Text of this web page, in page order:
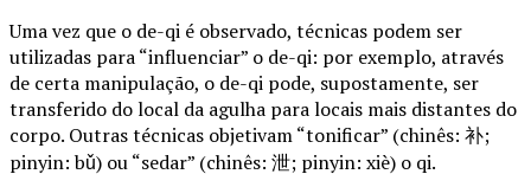
Uma vez que o de-qi é observado, técnicas podem ser
utilizadas para “influenciar” o de-qi: por exemplo, através
de certa manipulação, o de-qi pode, supostamente, ser
transferido do local da agulha para locais mais distantes do
corpo. Outras técnicas objetivam “tonificar” (chinês: 补;
pinyin: bǔ) ou “sedar” (chinês: 泄; pinyin: xiè) o qi.